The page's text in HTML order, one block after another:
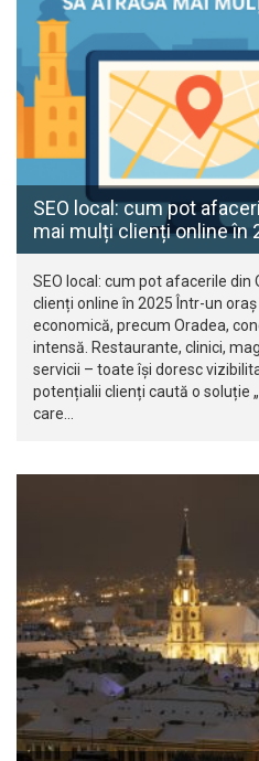
SEO local: cum pot
mai mulți clienți online în
SEO local: cum pot afacerile
clienți online în 2025 Într-un
economică, precum Oradea,
intensă. Restaurante, clinici,
servicii – toate își doresc
potențialii clienți caută o soluție
care…